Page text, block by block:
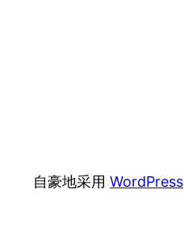
自豪地采用 WordPress